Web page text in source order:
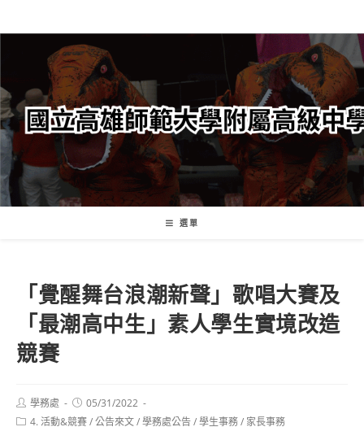
轉
要
內
容
選單
「覺醒舞台浪潮新聲」歌唱大賽及
「最潮高中生」素人學生實境改造
競賽
Post
author:
學務處
Post
published:
05/31/2022
Post4. 活動&競賽/公告來文/學務處公告/學生事務/ 家長事務